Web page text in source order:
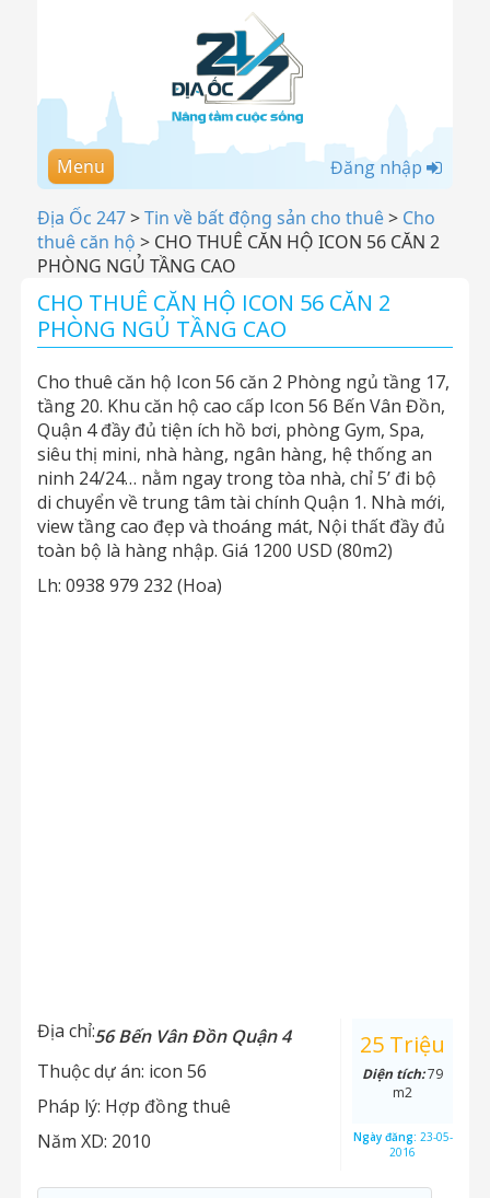
Menu Đăng nhập
Địa Ốc 247>Tin về bất động sản cho thuê> Cho
thuê căn hộ > CHO THUÊ CĂN HỘ ICON 56 CĂN 2
PHÒNG NGỦ TẦNG CAO
CHO THUÊ CĂN HỘ ICON 56 CĂN 2
PHÒNG NGỦ TẦNG CAO
Cho thuê căn hộ Icon 56 căn 2 Phòng ngủ tầng 17,
tầng 20. Khu căn hộ cao cấp Icon 56 Bến Vân Đồn,
Quận 4 đầy đủ tiện ích hồ bơi, phòng Gym, Spa,
siêu thị mini, nhà hàng, ngân hàng, hệ thống an
ninh 24/24… nằm ngay trong tòa nhà, chỉ 5’ đi bộ
di chuyển về trung tâm tài chính Quận 1. Nhà mới,
view tầng cao đẹp và thoáng mát, Nội thất đầy đủ
toàn bộ là hàng nhập. Giá 1200 USD (80m2)
Lh: 0938 979 232 (Hoa)
Địa chỉ:56 Bến Vân Đồn Quận 4
Thuộc dự án: icon 56
Pháp lý: Hợp đồng thuê
Năm XD: 2010
25 Triệu
Diện tích:79
m2
Ngày đăng: 23-05-
2016